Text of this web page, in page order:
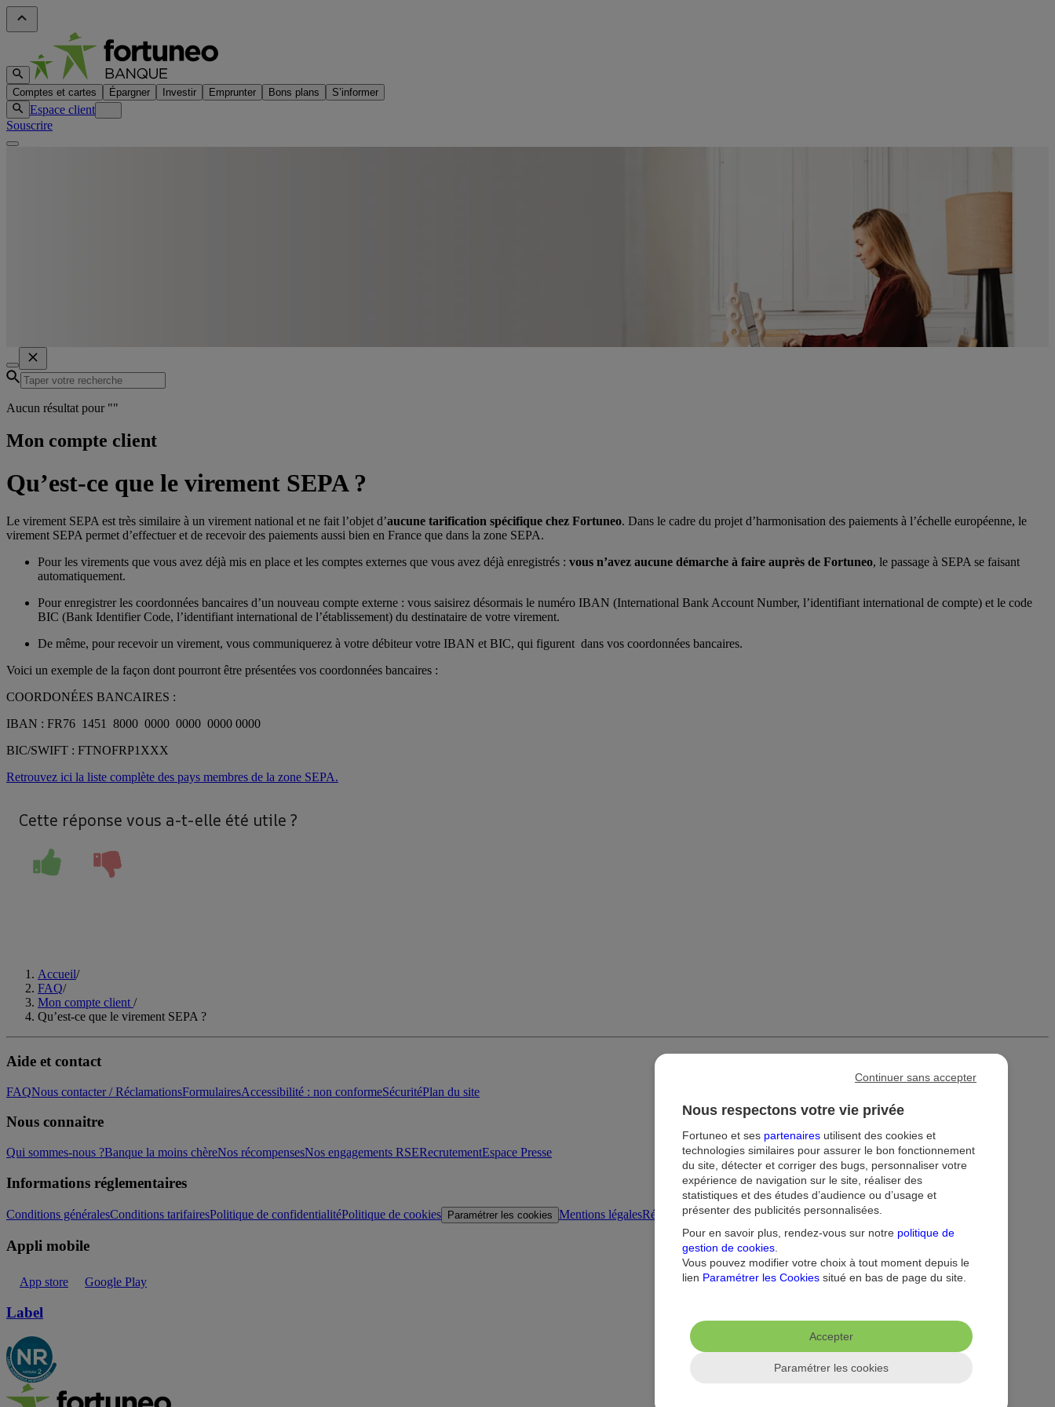
Comptes et cartes Épargner Investir Emprunter Bons plans S’informer
Espace client
Souscrire
Aucun résultat pour ""
Mon compte client
Qu’est-ce que le virement SEPA ?
Le virement SEPA est très similaire à un virement national et ne fait l’objet d’aucune tarification spécifique chez Fortuneo. Dans le cadre du projet d’harmonisation des paiements à l’échelle européenne, le
virement SEPA permet d’effectuer et de recevoir des paiements aussi bien en France que dans la zone SEPA.
Pour les virements que vous avez déjà mis en place et les comptes externes que vous avez déjà enregistrés : vous n’avez aucune démarche à faire auprès de Fortuneo, le passage à SEPA se faisant
automatiquement.
Pour enregistrer les coordonnées bancaires d’un nouveau compte externe : vous saisirez désormais le numéro IBAN (International Bank Account Number, l’identifiant international de compte) et le code
BIC (Bank Identifier Code, l’identifiant international de l’établissement) du destinataire de votre virement.
De même, pour recevoir un virement, vous communiquerez à votre débiteur votre IBAN et BIC, qui figurent dans vos coordonnées bancaires.
Voici un exemple de la façon dont pourront être présentées vos coordonnées bancaires :
COORDONÉES BANCAIRES :
IBAN : FR76 1451 8000 0000 0000 0000 0000
BIC/SWIFT : FTNOFRP1XXX
Retrouvez ici la liste complète des pays membres de la zone SEPA.
Cette réponse vous a-t-elle été utile ?
Accueil/
FAQ/
Mon compte client /
Qu’est-ce que le virement SEPA ?
Aide et contact
FAQNous contacter / RéclamationsFormulairesAccessibilité : non conformeSécuritéPlan du site
Nous connaitre
Qui sommes-nous ?Banque la moins chèreNos récompensesNos engagements RSERecrutementEspace Presse
Informations réglementaires
Conditions généralesConditions tarifairesPolitique de confidentialitéPolitique de cookies Paramétrer les cookies Mentions légalesRéglementationDroit au compte et clients fragiles
Appli mobile
App store Google Play
Label
Nous respectons votre vie privée
Fortuneo et ses partenaires utilisent des cookies et
technologies similaires pour assurer le bon fonctionnement
du site, détecter et corriger des bugs, personnaliser votre
expérience de navigation sur le site, réaliser des
statistiques et des études d’audience ou d’usage et
présenter des publicités personnalisées.
Pour en savoir plus, rendez-vous sur notre politique de
gestion de cookies
Vous pouvez modifier votre choix à tout moment depuis le
lien Paramétrer les Cookies situé en bas de page du site.
Accepter
Continuer sans accepter
Paramétrer les cookies